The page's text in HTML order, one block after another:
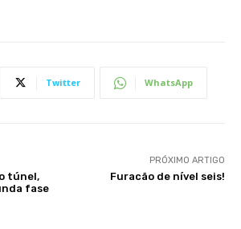
Twitter WhatsApp
túnel,
fase
PRÓXIMO ARTIGO
Furacão de nível seis!